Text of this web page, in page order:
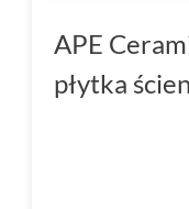
APE
płytka